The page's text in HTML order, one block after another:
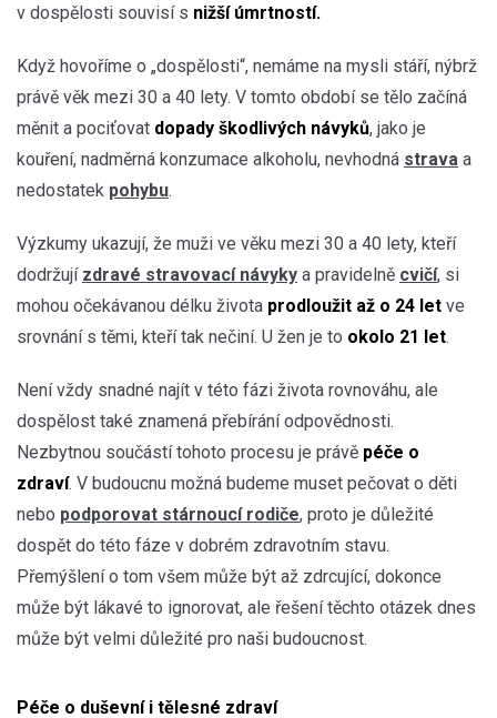
v dospělosti souvisí s nižší úmrtností.
Když hovoříme o „dospělosti“, nemáme na mysli stáří, nýbrž
právě věk mezi 30 a 40 lety. V tomto období se tělo začíná
měnit a pociťovat dopady škodlivých návyků, jako je
kouření, nadměrná konzumace alkoholu, nevhodná strava a
nedostatek pohybu.
Výzkumy ukazují, že muži ve věku mezi 30 a 40 lety, kteří
dodržují zdravé stravovací návyky a pravidelně cvičí, si
mohou očekávanou délku života prodloužit až o 24 let ve
srovnání s těmi, kteří tak nečiní. U žen je to okolo 21 let.
Není vždy snadné najít v této fázi života rovnováhu, ale
dospělost také znamená přebírání odpovědnosti.
Nezbytnou součástí tohoto procesu je právě péče o
zdraví. V budoucnu možná budeme muset pečovat o děti
nebo podporovat stárnoucí rodiče, proto je důležité
dospět do této fáze v dobrém zdravotním stavu.
Přemýšlení o tom všem může být až zdrcující, dokonce
může být lákavé to ignorovat, ale řešení těchto otázek dnes
může být velmi důležité pro naši budoucnost.
Péče o duševní i tělesné zdraví